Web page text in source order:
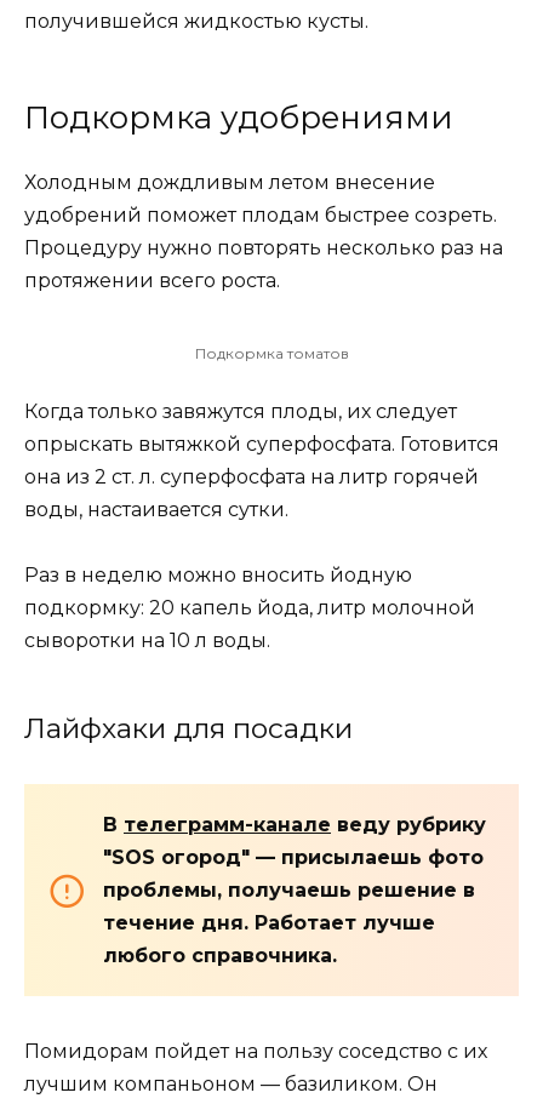
получившейся жидкостью кусты.
Подкормка удобрениями
Холодным дождливым летом внесение
удобрений поможет плодам быстрее созреть.
Процедуру нужно повторять несколько раз на
протяжении всего роста.
Подкормка томатов
Когда только завяжутся плоды, их следует
опрыскать вытяжкой суперфосфата. Готовится
она из 2 ст. л. суперфосфата на литр горячей
воды, настаивается сутки.
Раз в неделю можно вносить йодную
подкормку: 20 капель йода, литр молочной
сыворотки на 10 л воды.
Лайфхаки для посадки
В телеграмм-канале веду рубрику
"SOS огород" — присылаешь фото
проблемы, получаешь решение в
течение дня. Работает лучше
любого справочника.
Помидорам пойдет на пользу соседство с их
лучшим компаньоном — базиликом. Он